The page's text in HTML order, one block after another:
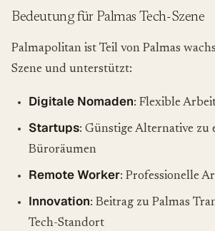
Bedeutung für Palmas Tech-Szene
Palmapolitan ist Teil von Palmas
Szene und unterstützt:
Digitale Nomaden: Flexible
Startups: Günstige Alternative zu
Büroräumen
Remote Worker: Professionelle
Innovation: Beitrag zu Palmas
Tech-Standort